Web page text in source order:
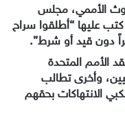
الأممي، مجلس
عليها “أطلقوا سراح
دون قيد أو شرط”.
الأمم المتحدة
وأخرى تطالب
الانتهاكات بحقهم